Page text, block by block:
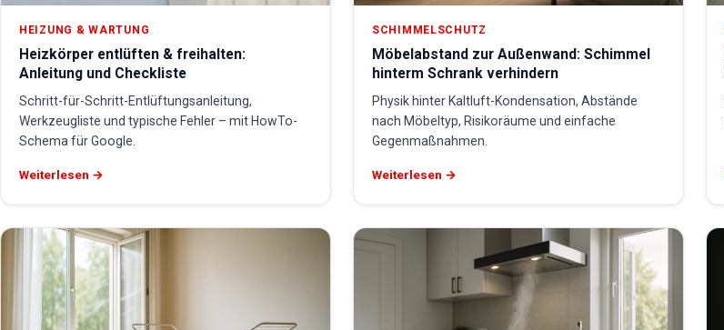
HEIZUNG & WARTUNG
Heizkörper entlüften & freihalten:
Anleitung und Checkliste
Schritt-für-Schritt-Entlüftungsanleitung,
Werkzeugliste und typische Fehler – mit HowTo-
Schema für Google.
Weiterlesen →
SCHIMMELSCHUTZ
Möbelabstand zur Außenwand: Schimmel
hinterm Schrank verhindern
Physik hinter Kaltluft-Kondensation, Abstände
nach Möbeltyp, Risikoräume und einfache
Gegenmaßnahmen.
Weiterlesen →